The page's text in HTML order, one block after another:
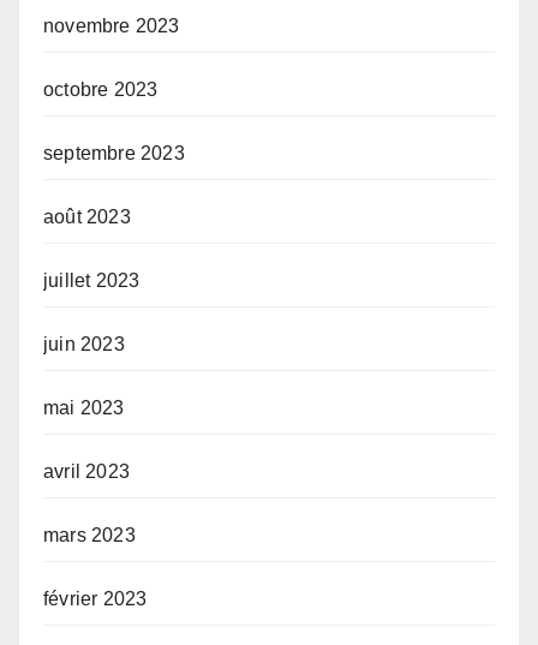
novembre 2023
octobre 2023
septembre 2023
août 2023
juillet 2023
juin 2023
mai 2023
avril 2023
mars 2023
février 2023